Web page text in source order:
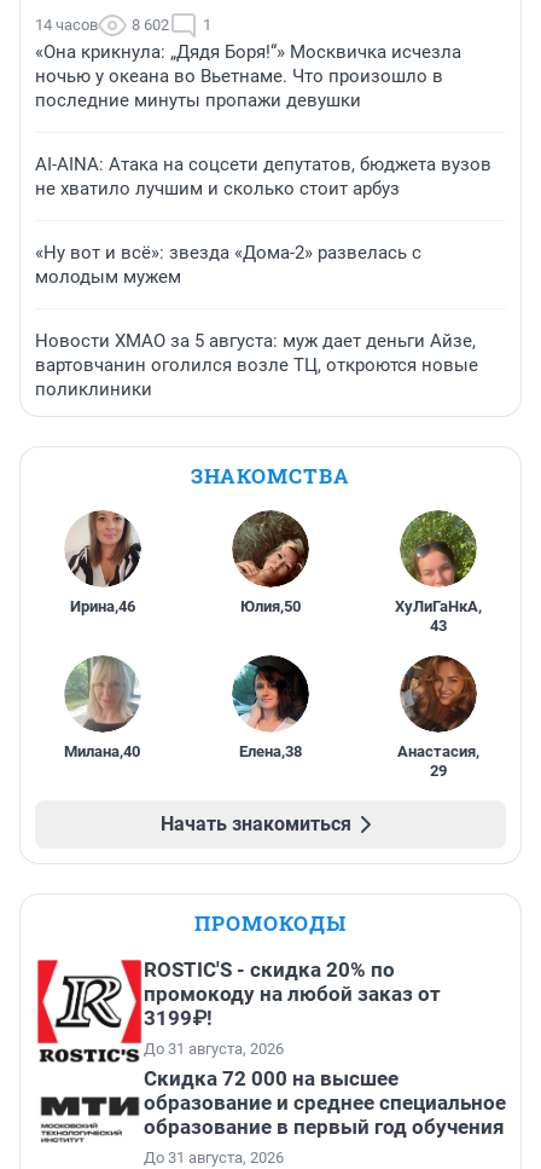
14 часов 8 602 1
«Она крикнула: „Дядя Боря!“» Москвичка исчезла
ночью у океана во Вьетнаме. Что произошло в
последние минуты пропажи девушки
AI-AINA: Атака на соцсети депутатов, бюджета вузов
не хватило лучшим и сколько стоит арбуз
«Ну вот и всё»: звезда «Дома-2» развелась с
молодым мужем
Новости ХМАО за 5 августа: муж дает деньги Айзе,
вартовчанин оголился возле ТЦ, откроются новые
поликлиники
ЗНАКОМСТВА
Ирина,46 Юлия,50 ХуЛиГаНкА,
43
Милана,40 Елена,38 Анастасия,
29
Начать знакомиться
ПРОМОКОДЫ
ROSTIC'S - скидка 20% по
промокоду на любой заказ от
3199₽!
До 31 августа, 2026
Скидка 72 000 на высшее
образование и среднее специальное
образование в первый год обучения
До 31 августа, 2026